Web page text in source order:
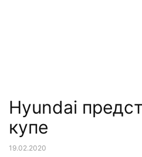
Hyundai
купе
19.02.2020